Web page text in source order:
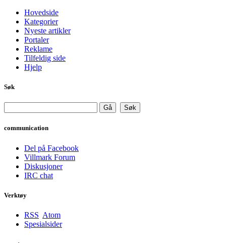
Hovedside
Kategorier
Nyeste artikler
Portaler
Reklame
Tilfeldig side
Hjelp
Søk
communication
Del på Facebook
Villmark Forum
Diskusjoner
IRC chat
Verktøy
RSS Atom
Spesialsider